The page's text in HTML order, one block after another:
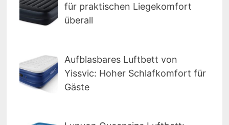
für praktischen Liegekomfort
überall
Aufblasbares Luftbett von
Yissvic: Hoher Schlafkomfort für
Gäste